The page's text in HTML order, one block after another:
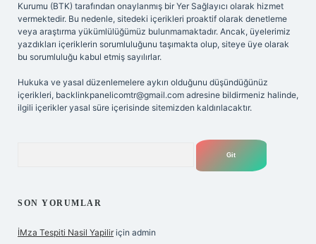
Kurumu (BTK) tarafından onaylanmış bir Yer Sağlayıcı olarak hizmet
vermektedir. Bu nedenle, sitedeki içerikleri proaktif olarak denetleme
veya araştırma yükümlülüğümüz bulunmamaktadır. Ancak, üyelerimiz
yazdıkları içeriklerin sorumluluğunu taşımakta olup, siteye üye olarak
bu sorumluluğu kabul etmiş sayılırlar.
Hukuka ve yasal düzenlemelere aykırı olduğunu düşündüğünüz
içerikleri, backlinkpanelicomtr@gmail.com adresine bildirmeniz halinde,
ilgili içerikler yasal süre içerisinde sitemizden kaldırılacaktır.
SON YORUMLAR
İMza Tespiti Nasil Yapilir için admin